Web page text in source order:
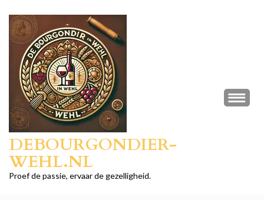
naar
inhoud
Enter)
DEBOURGONDIER-
WEHL.NL
Proef de passie, ervaar de gezelligheid.